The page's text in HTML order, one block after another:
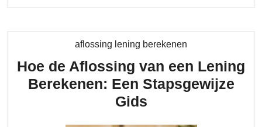
aflossing lening berekenen
Hoe de Aflossing van een Lening
Berekenen: Een Stapsgewijze
GidsHoe